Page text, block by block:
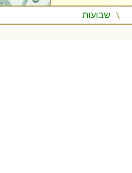
שבועות